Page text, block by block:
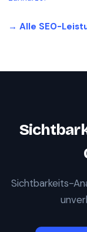
→ Alle SEO-
Sichtbarkeits-